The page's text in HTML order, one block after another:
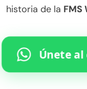
historia de la FMS
Únete